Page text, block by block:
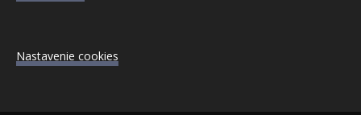
Nastavenie cookies